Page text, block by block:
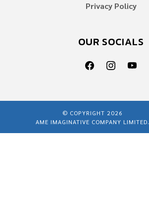
Privacy Policy
OUR SOCIALS
© COPYRIGHT 2026
AME IMAGINATIVE COMPANY LIMITED.